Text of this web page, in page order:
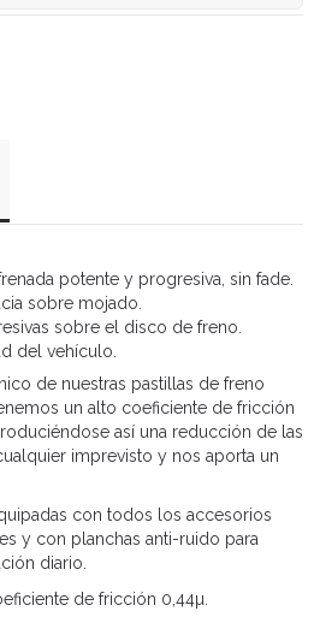
potente y progresiva, sin fade.
sobre mojado.
sobre el disco de freno.
del vehículo.
de nuestras pastillas de freno
un alto coeficiente de fricción
así una reducción de las
imprevisto y nos aporta un
con todos los accesorios
y con planchas anti-ruido para
diario.
de fricción 0,44µ.